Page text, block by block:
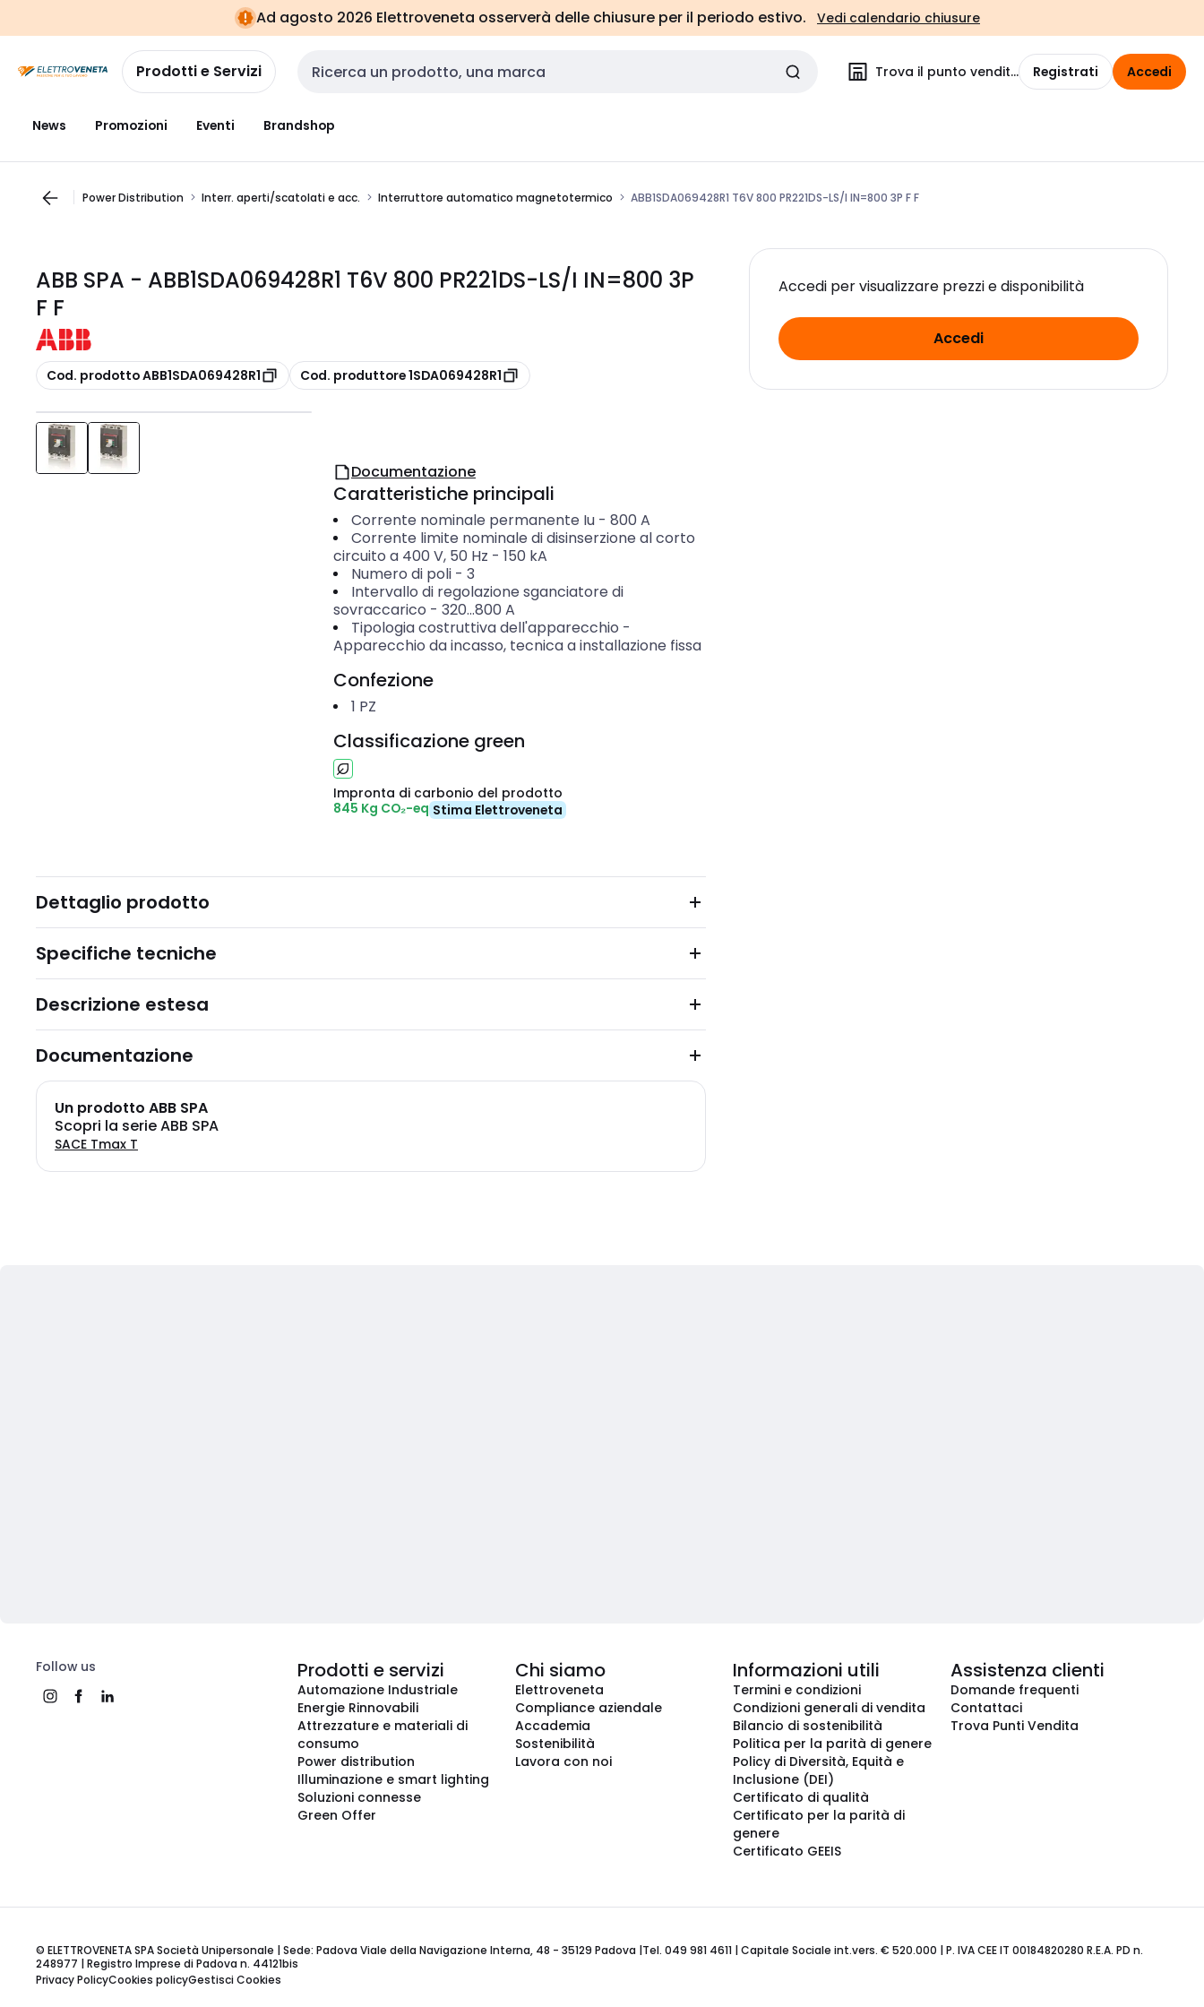
navigazionealla
pagina
Ad agosto 2026 Elettroveneta osserverà delle chiusure per il periodo estivo. Vedi calendario chiusure
Prodotti e Servizi Cerca input Trova il punto vendita Registrati Accedi
News Promozioni Eventi Brandshop
Power Distribution Interr. aperti/scatolati e acc. Interruttore automatico magnetotermico ABB1SDA069428R1 T6V 800 PR221DS-LS/I IN=800 3P F F
ABB SPA - ABB1SDA069428R1 T6V 800 PR221DS-LS/I IN=800 3P
F F
copia
Cod. prodotto ABB1SDA069428R1 copia
Cod. produttore 1SDA069428R1
Accedi per visualizzare prezzi e disponibilità
Accedi
Documentazione
Caratteristiche principali
Corrente nominale permanente Iu- 800 A
Corrente limite nominale di disinserzione al corto
circuito a 400 V, 50 Hz - 150 kA
Numero di poli- 3
Intervallo di regolazione sganciatore di
sovraccarico - 320...800 A
Tipologia costruttiva dell'apparecchio -
Apparecchio da incasso, tecnica a installazione fissa
Confezione
1 PZ
Classificazione green
Impronta di carbonio del prodotto
845 Kg CO₂-eq Stima Elettroveneta
Dettaglio prodotto
Specifiche tecniche
Descrizione estesa
Documentazione
Un prodotto ABB SPA
Scopri la serie ABB SPA
SACE Tmax T
Follow us Prodotti e servizi
Automazione Industriale
Energie Rinnovabili
Attrezzature e materiali di
consumo
Power distribution
Illuminazione e smart lighting
Soluzioni connesse
Green Offer
Chi siamo
Elettroveneta
Compliance aziendale
Accademia
Sostenibilità
Lavora con noi
Informazioni utili
Termini e condizioni
Condizioni generali di vendita
Bilancio di sostenibilità
Politica per la parità di genere
Policy di Diversità, Equità e
Inclusione (DEI)
Certificato di qualità
Certificato per la parità di
genere
Certificato GEEIS
Assistenza clienti
Domande frequenti
Contattaci
Trova Punti Vendita
© ELETTROVENETA SPA Società Unipersonale | Sede: Padova Viale della Navigazione Interna, 48 - 35129 Padova |Tel. 049 981 4611 | Capitale Sociale int.vers. € 520.000 | P. IVA CEE IT 00184820280 R.E.A. PD n.
248977 | Registro Imprese di Padova n. 44121bis
Privacy PolicyCookies policyGestisci Cookies